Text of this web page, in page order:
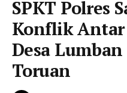
SPKT Polres
Konflik Antar
Desa
Toruan